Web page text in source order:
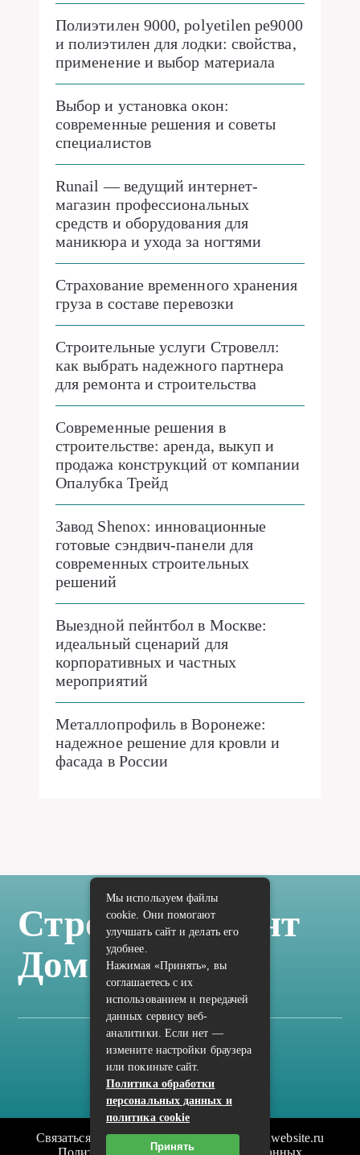
Полиэтилен 9000, polyetilen pe9000
и полиэтилен для лодки: свойства,
применение и выбор материала
Выбор и установка окон:
современные решения и советы
специалистов
Runail — ведущий интернет-
магазин профессиональных
средств и оборудования для
маникюра и ухода за ногтями
Страхование временного хранения
груза в составе перевозки
Строительные услуги Стровелл:
как выбрать надежного партнера
для ремонта и строительства
Современные решения в
строительстве: аренда, выкуп и
продажа конструкций от компании
Опалубка Трейд
Завод Shenox: инновационные
готовые сэндвич-панели для
современных строительных
решений
Выездной пейнтбол в Москве:
идеальный сценарий для
корпоративных и частных
мероприятий
Металлопрофиль в Воронеже:
надежное решение для кровли и
фасада в России
Стройка Ремонт
Дом Отделка
Карта сайта
Политика конфиденциальности
Связаться с редакцией сайта: vilic.ru@mailwebsite.ru
Политика обработки персональных данных
Мы используем файлы
cookie. Они помогают
улучшать сайт и делать его
удобнее.
Нажимая «Принять», вы
соглашаетесь с их
использованием и передачей
данных сервису веб-
аналитики. Если нет —
измените настройки браузера
или покиньте сайт.
Политика обработки
персональных данных и
политика cookie
Принять